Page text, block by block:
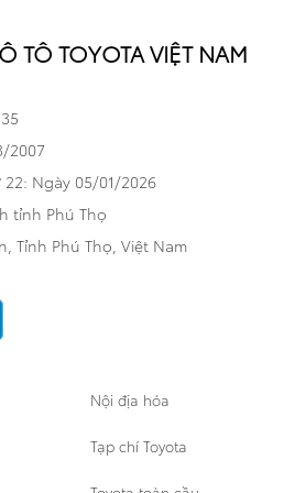
TÔ TOYOTA VIỆT NAM
2007
Ngày 05/01/2026
tỉnh Phú Thọ
Tỉnh Phú Thọ, Việt Nam
Nội địa hóa
Tạp chí Toyota